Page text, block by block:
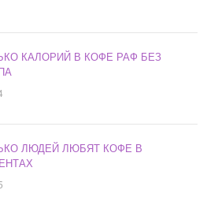
КАЛОРИЙ В КОФЕ РАФ БЕЗ
ЛЮДЕЙ ЛЮБЯТ КОФЕ В